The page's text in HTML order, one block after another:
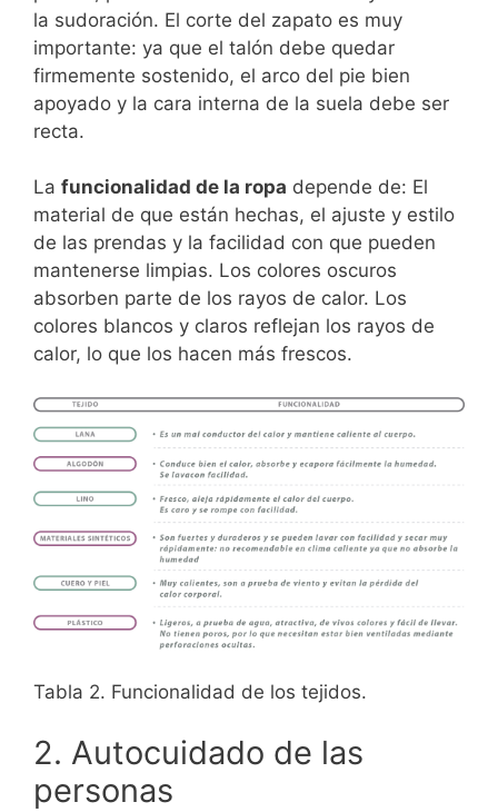
la sudoración. El corte del zapato es muy
importante: ya que el talón debe quedar
firmemente sostenido, el arco del pie bien
apoyado y la cara interna de la suela debe ser
recta.
La funcionalidad de la ropa depende de: El
material de que están hechas, el ajuste y estilo
de las prendas y la facilidad con que pueden
mantenerse limpias. Los colores oscuros
absorben parte de los rayos de calor. Los
colores blancos y claros reflejan los rayos de
calor, lo que los hacen más frescos.
Tabla 2. Funcionalidad de los tejidos.
2. Autocuidado de las
personas